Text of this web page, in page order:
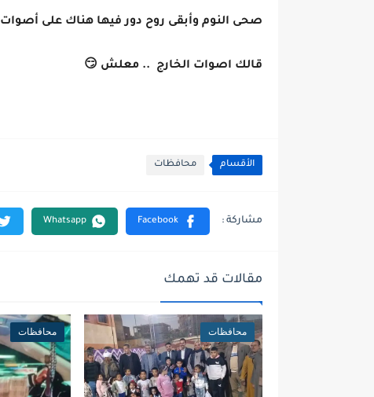
صحى النوم وأبقى روح دور فيها هناك على أصوات
قالك اصوات الخارج .. معلش 😏
الأقسام محافظات
مقالات قد تهمك
محافظات محافظات